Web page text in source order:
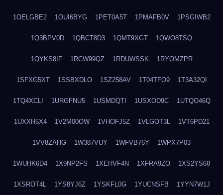
1OELGBE2 1OUI6BYG 1PET0A5T 1PMAFB0V 1PSGIWB2
1Q3BPV0D 1QBCT8D3 1QMT9XGT 1QWO8TSQ
1QYKS8IF 1RCW99QZ 1RDUWSSK 1RYOMZPR
1SFXG5XT 1SSBXDLO 1SZ258AV 1T04TFO9 1T3A32QI
1TQ4XCLI 1URGFNU5 1USMDQTI 1USXOD9C 1UTQO46Q
1UXXH5X4 1V2M00OW 1VHOFJ5Z 1VLGOT3L 1VT6PD21
1VV8ZAHG 1W387VUY 1WFVB76Y 1WPX7P03
1WUHK6D4 1X9NP2FS 1XEHVF4N 1XFRA9ZO 1XS2YS68
1XSROT4L 1YS8YJ6Z 1YSKFL0G 1YUCNSFB 1YYN7W1J